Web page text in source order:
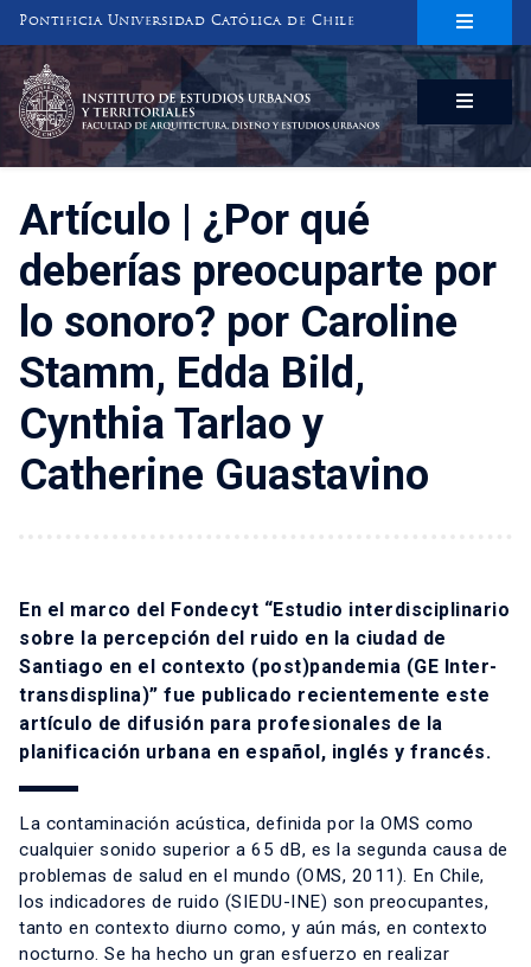
Pontificia Universidad Católica de Chile
INSTITUTO DE ESTUDIOS URBANOS
Y TERRITORIALES
FACULTAD DE ARQUITECTURA, DISEÑO Y ESTUDIOS URBANOS
Artículo | ¿Por qué
deberías preocuparte por
lo sonoro? por Caroline
Stamm, Edda Bild,
Cynthia Tarlao y
Catherine Guastavino
En el marco del Fondecyt “Estudio interdisciplinario
sobre la percepción del ruido en la ciudad de
Santiago en el contexto (post)pandemia (GE Inter-
transdisplina)” fue publicado recientemente este
artículo de difusión para profesionales de la
planificación urbana en español, inglés y francés.
La contaminación acústica, definida por la OMS como
cualquier sonido superior a 65 dB, es la segunda causa de
problemas de salud en el mundo (OMS, 2011). En Chile,
los indicadores de ruido (SIEDU-INE) son preocupantes,
tanto en contexto diurno como, y aún más, en contexto
nocturno. Se ha hecho un gran esfuerzo en realizar